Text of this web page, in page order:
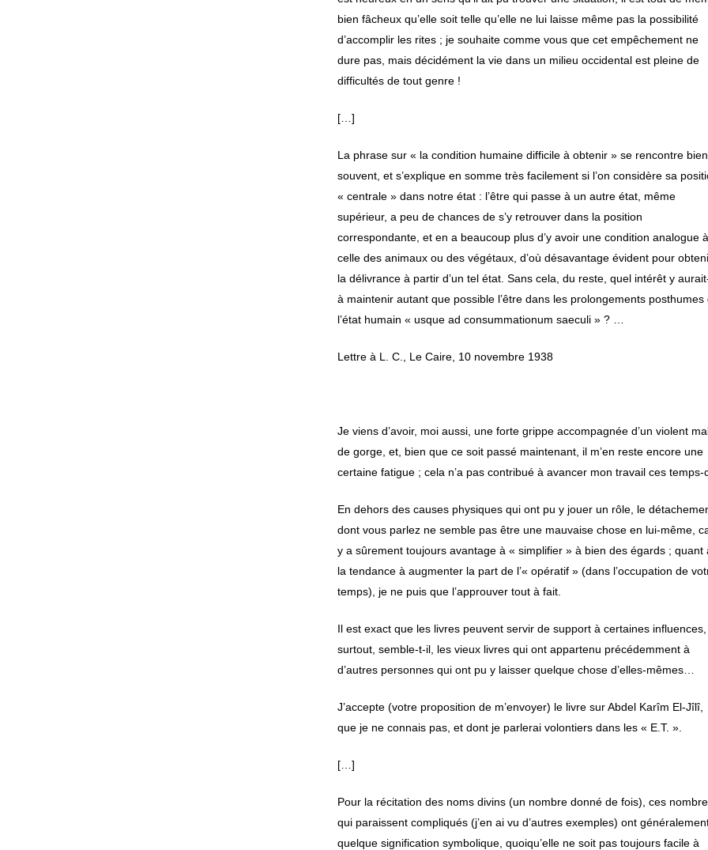
bien fâcheux qu’elle soit telle qu’elle ne lui laisse même pas la possibilité
d’accomplir les rites ; je souhaite comme vous que cet empêchement ne
dure pas, mais décidément la vie dans un milieu occidental est pleine de
difficultés de tout genre !
[…]
La phrase sur « la condition humaine difficile à obtenir » se rencontre bien
souvent, et s’explique en somme très facilement si l’on considère sa
« centrale » dans notre état : l’être qui passe à un autre état, même
supérieur, a peu de chances de s’y retrouver dans la position
correspondante, et en a beaucoup plus d’y avoir une condition analogue à
celle des animaux ou des végétaux, d’où désavantage évident pour
la délivrance à partir d’un tel état. Sans cela, du reste, quel intérêt y
à maintenir autant que possible l’être dans les prolongements posthumes
l’état humain « usque ad consummationum saeculi » ? …
Lettre à L. C., Le Caire, 10 novembre 1938
Je viens d’avoir, moi aussi, une forte grippe accompagnée d’un violent
de gorge, et, bien que ce soit passé maintenant, il m’en reste encore une
certaine fatigue ; cela n’a pas contribué à avancer mon travail ces temps-
En dehors des causes physiques qui ont pu y jouer un rôle, le
dont vous parlez ne semble pas être une mauvaise chose en lui-même,
y a sûrement toujours avantage à « simplifier » à bien des égards ; quant
la tendance à augmenter la part de l’« opératif » (dans l’occupation de
temps), je ne puis que l’approuver tout à fait.
Il est exact que les livres peuvent servir de support à certaines influences,
surtout, semble-t-il, les vieux livres qui ont appartenu précédemment à
d’autres personnes qui ont pu y laisser quelque chose d’elles-mêmes…
J’accepte (votre proposition de m’envoyer) le livre sur Abdel Karîm El-Jîlî,
que je ne connais pas, et dont je parlerai volontiers dans les « E.T. ».
[…]
Pour la récitation des noms divins (un nombre donné de fois), ces
qui paraissent compliqués (j’en ai vu d’autres exemples) ont
quelque signification symbolique, quoiqu’elle ne soit pas toujours facile à